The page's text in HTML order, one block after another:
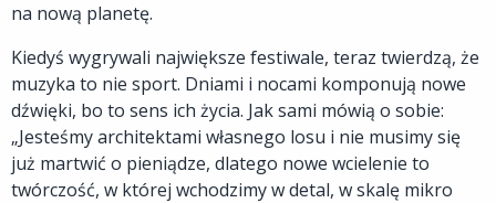
na nową planetę.
Kiedyś wygrywali największe festiwale, teraz twierdzą, że
muzyka to nie sport. Dniami i nocami komponują nowe
dźwięki, bo to sens ich życia. Jak sami mówią o sobie:
„Jesteśmy architektami własnego losu i nie musimy się
już martwić o pieniądze, dlatego nowe wcielenie to
twórczość, w której wchodzimy w detal, w skalę mikro